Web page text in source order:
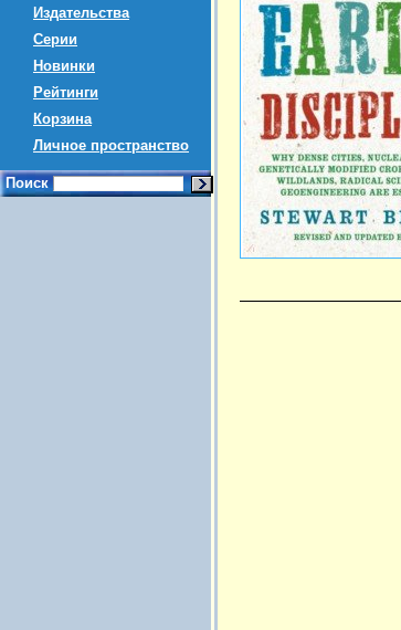
Издательства
Серии
Новинки
Рейтинги
Корзина
Личное пространство
Поиск